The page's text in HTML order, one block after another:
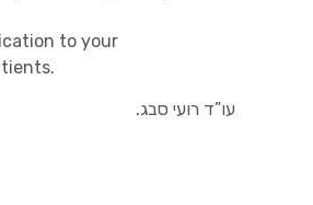
to your
עו”ד רועי סבג.